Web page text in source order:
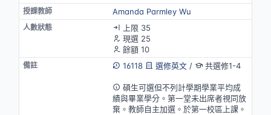
Amanda Parmley Wu
上限 35
現選 25
餘額 10
16118
選修英文/ 共選修1-4
碩生可選但不列計學期學業平均成
績與畢業學分。第一堂未出席者視同放
棄。教師自主加選。於第一校區上課。